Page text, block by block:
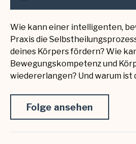
Wie kann einer intelligenten,
Praxis die
deines Körpers fördern? Wie
Bewegungskompetenz und
wiedererlangen? Und warum ist
Folge ansehen